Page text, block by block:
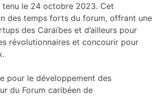
tenu le 24 octobre 2023. Cet
des temps forts du forum, offrant une
des Caraïbes et d’ailleurs pour
révolutionnaires et concourir pour
pour le développement des
du Forum caribéen de